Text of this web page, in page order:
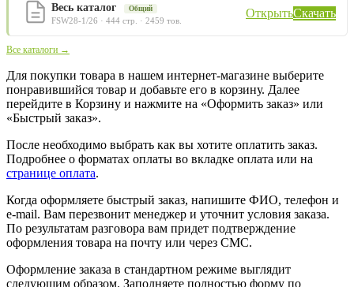
Весь каталог Общий
FSW28-1/26 · 444 стр. · 2459 тов.
ОткрытьСкачать
Все каталоги →
Для покупки товара в нашем интернет-магазине выберите
понравившийся товар и добавьте его в корзину. Далее
перейдите в Корзину и нажмите на «Оформить заказ» или
«Быстрый заказ».
После необходимо выбрать как вы хотите оплатить заказ.
Подробнее о форматах оплаты во вкладке оплата или на
странице оплата.
Когда оформляете быстрый заказ, напишите ФИО, телефон и
e-mail. Вам перезвонит менеджер и уточнит условия заказа.
По результатам разговора вам придет подтверждение
оформления товара на почту или через СМС.
Оформление заказа в стандартном режиме выглядит
следующим образом. Заполняете полностью форму по